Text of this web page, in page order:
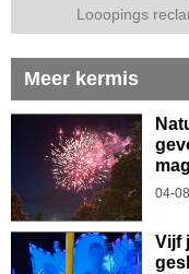
Looopings
Meer kermis
04-
Vijf